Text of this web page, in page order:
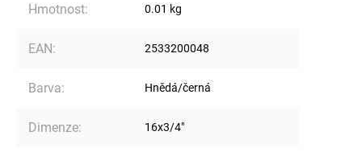
Hmotnost: 0.01 kg
EAN: 2533200048
Barva: Hnědá/černá
Dimenze: 16x3/4"